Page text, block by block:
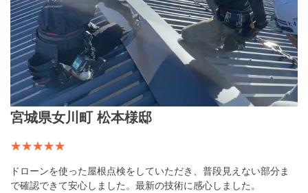
宮城県女川町 松本様邸
ドローンを使った屋根点検をしていただき、普段見えない部分ま
で確認できて安心しました。最新の技術に感心しました。